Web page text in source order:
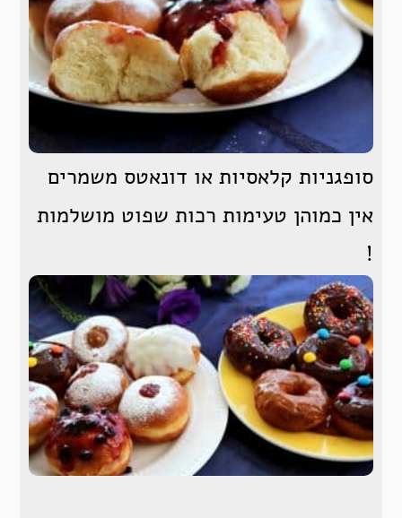
סופגניות קלאסיות או דונאטס משמרים
אין כמוהן טעימות רכות שפוט מושלמות
!